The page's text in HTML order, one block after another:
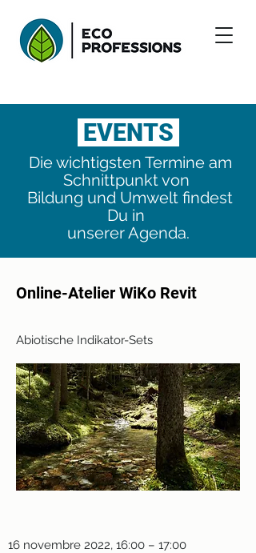
EVENTS
Die wichtigsten Termine am
Schnittpunkt von
Bildung und Umwelt findest
Du in
unserer Agenda.
Online-Atelier WiKo Revit
Abiotische Indikator-Sets
16 novembre 2022, 16:00 – 17:00